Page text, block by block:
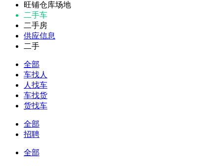
旺铺仓库场地
二手车
二手房
供应信息
二手
全部
车找人
人找车
车找货
货找车
全部
招聘
全部